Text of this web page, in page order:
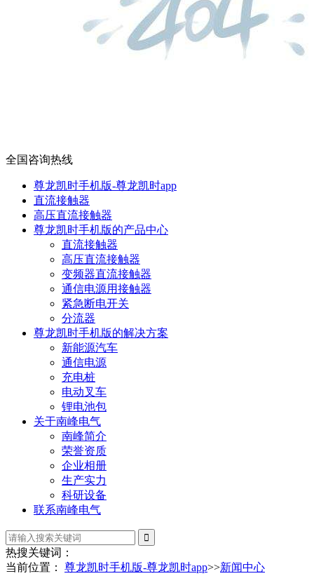
全国咨询热线
尊龙凯时手机版-尊龙凯时app
直流接触器
高压直流接触器
尊龙凯时手机版的产品中心
直流接触器
高压直流接触器
变频器直流接触器
通信电源用接触器
紧急断电开关
分流器
尊龙凯时手机版的解决方案
新能源汽车
通信电源
充电桩
电动叉车
锂电池包
关于南峰电气
南峰简介
荣誉资质
企业相册
生产实力
科研设备
联系南峰电气
热搜关键词：
当前位置：
尊龙凯时手机版-尊龙凯时app>>新闻中心